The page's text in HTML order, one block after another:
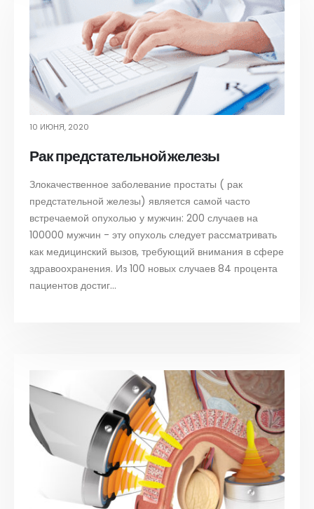
10 ИЮНЯ, 2020
Рак предстательной железы
Злокачественное заболевание простаты ( рак
предстательной железы) является самой часто
встречаемой опухолью у мужчин: 200 случаев на
100000 мужчин - эту опухоль следует рассматривать
как медицинский вызов, требующий внимания в сфере
здравоохранения. Из 100 новых случаев 84 процента
пациентов достиг...